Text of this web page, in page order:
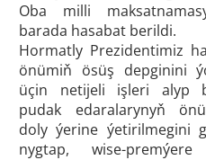
Oba milli
barada hasabat berildi.
Hormatly Prezidentimiz
önümiň ösüş depginini
üçin netijeli işleri alyp
pudak edaralarynyň
doly ýerine ýetirilmegini
nygtap, wise-